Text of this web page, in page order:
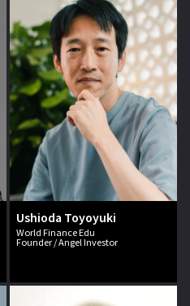
Ushioda Toyoyuki
World Finance Edu
Founder / Angel Investor